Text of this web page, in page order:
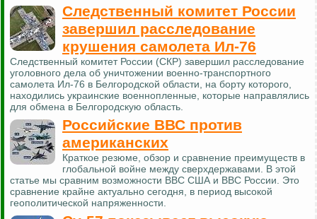
Следственный комитет России
завершил расследование
крушения самолета Ил-76
Следственный комитет России (СКР) завершил расследование
уголовного дела об уничтожении военно-транспортного
самолета Ил-76 в Белгородской области, на борту которого,
находились украинские военнопленные, которые направлялись
для обмена в Белгородскую область.
Российские ВВС против
американских
Краткое резюме, обзор и сравнение преимуществ в
глобальной войне между сверхдержавами. В этой
статье мы сравним возможности ВВС США и ВВС России. Это
сравнение крайне актуально сегодня, в период высокой
геополитической напряженности.